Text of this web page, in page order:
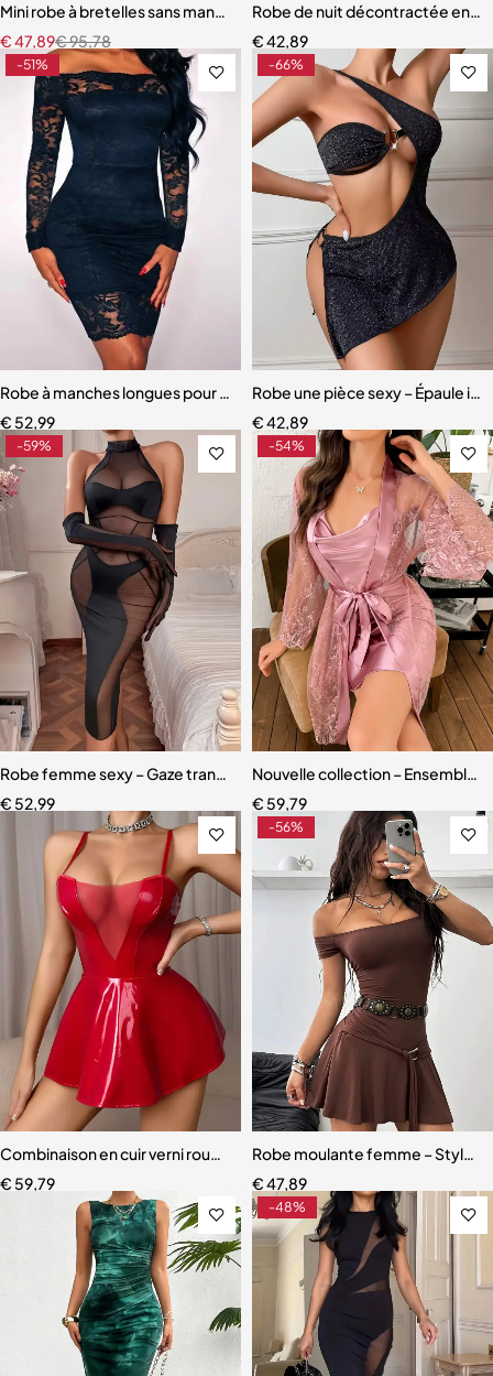
Mini robe à bretelles sans manches Style plage
€95,78
€47,89
Robe de nuit décontractée en
€42,89
-51%
Robe à manches longues pour femme, jupe en patchwork de
€ 52,99
-66%
Robe une pièce sexy – Épaule
€42,89
-59%
Robe femme sexy – Gaze transparente irrégulière, design
€ 52,99
-54%
Nouvelle collection – Ensemble
€ 59,79
Combinaison en cuir verni rouge pour fille épicée mode
€ 59,79
-56%
Robe moulante femme – Style
€47,89
-48%